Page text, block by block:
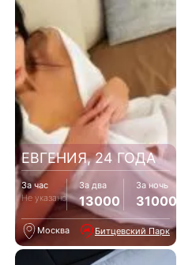
ЕВГЕНИЯ, 24 ГОДА
За час
Не указано
За два
13000
За ночь
31000
Москва Битцевский Парк